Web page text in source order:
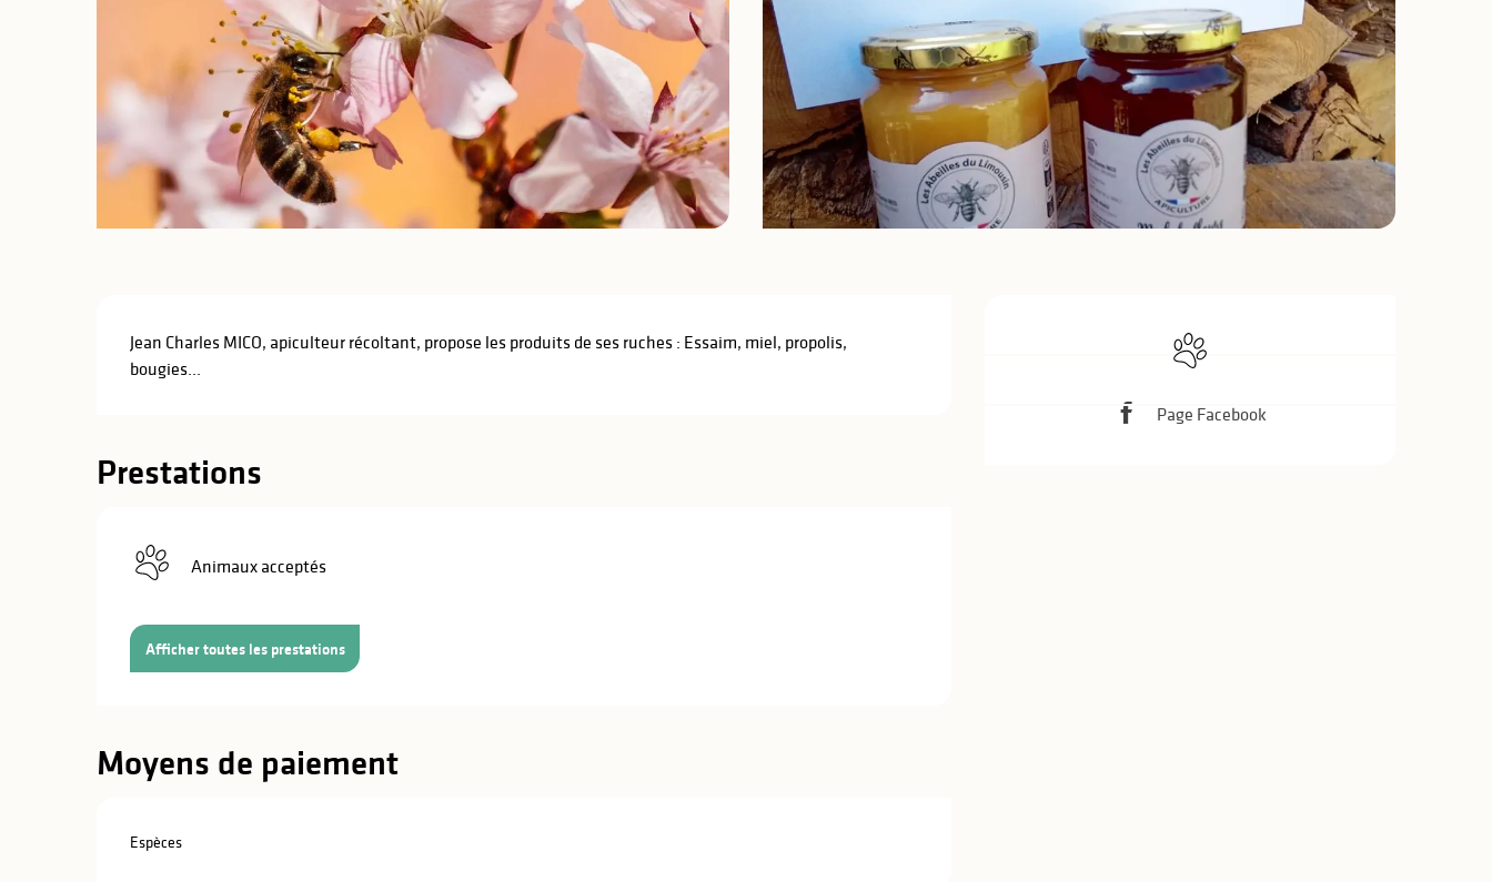
Ouverture et
Animaux acceptés
Page Facebook
Description
Jean Charles MICO, apiculteur récoltant, propose les produits de ses ruches : Essaim, miel, propolis,
bougies...
Prestations
Animaux acceptés
Afficher toutes les prestations
Moyens de paiement
Espèces